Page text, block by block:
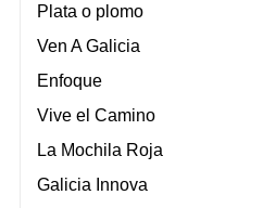
Plata o plomo
Ven A Galicia
Enfoque
Vive el Camino
La Mochila Roja
Galicia Innova